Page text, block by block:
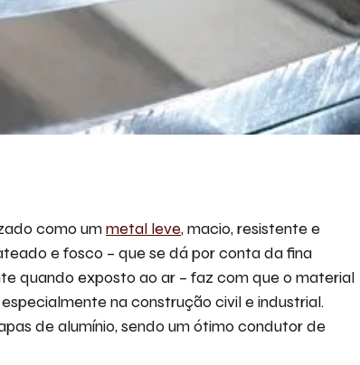
como ummetal leve, macio, resistente e
e fosco – que se dá por conta da fina
quando exposto ao ar – faz com que o material
na construção civil e industrial.
de alumínio, sendo um ótimo condutor de